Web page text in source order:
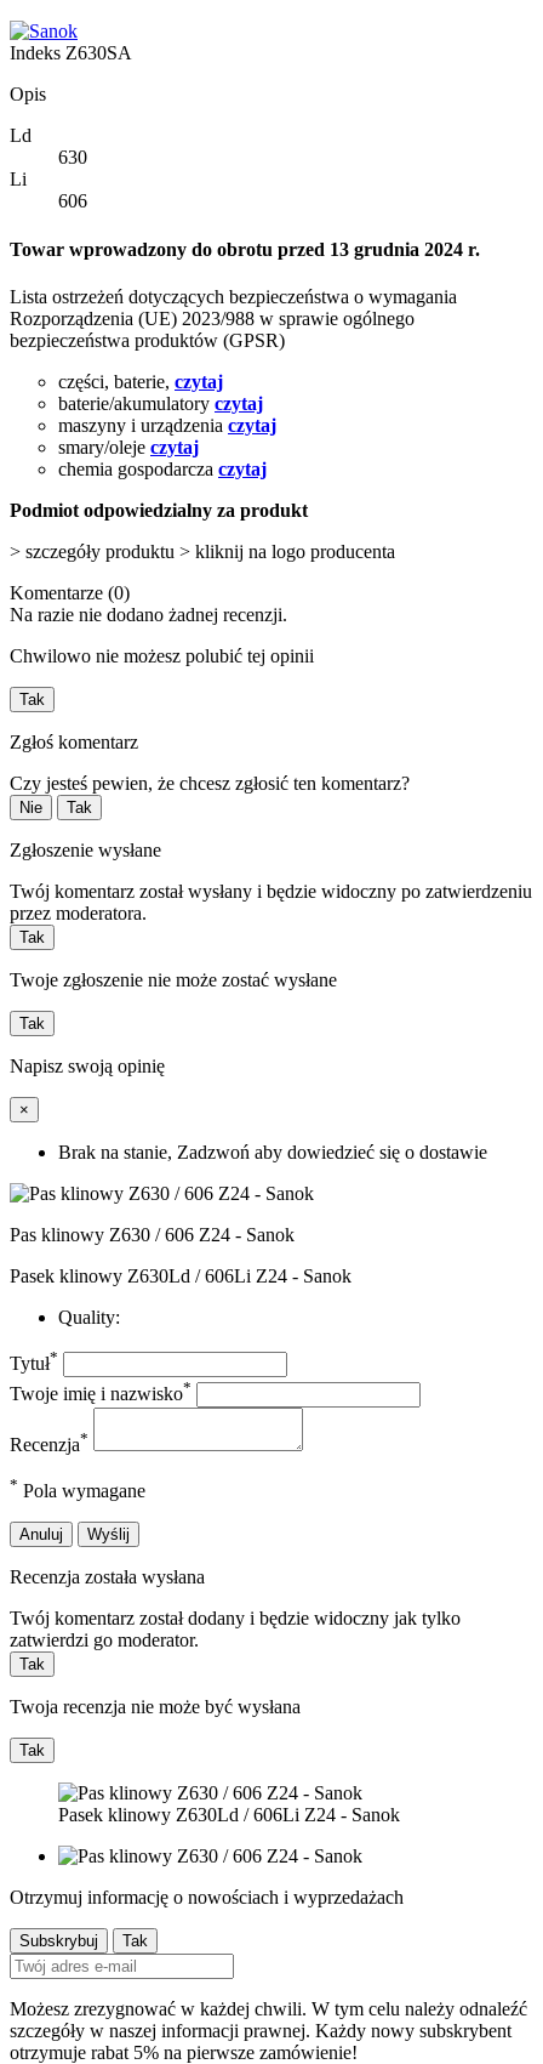
Indeks Z630SA
Opis
Ld
630
Li
606
Towar wprowadzony do obrotu przed 13 grudnia 2024 r.
Lista ostrzeżeń dotyczących bezpieczeństwa o wymagania
Rozporządzenia (UE) 2023/988 w sprawie ogólnego
bezpieczeństwa produktów (GPSR)
części, baterie, czytaj
baterie/akumulatory czytaj
maszyny i urządzenia czytaj
smary/oleje czytaj
chemia gospodarcza czytaj
Podmiot odpowiedzialny za produkt
> szczegóły produktu > kliknij na logo producenta
Komentarze (0)
Na razie nie dodano żadnej recenzji.
Chwilowo nie możesz polubić tej opinii
Tak
Zgłoś komentarz
Czy jesteś pewien, że chcesz zgłosić ten komentarz?
Nie Tak
Zgłoszenie wysłane
Twój komentarz został wysłany i będzie widoczny po zatwierdzeniu
przez moderatora.
Tak
Twoje zgłoszenie nie może zostać wysłane
Tak
Napisz swoją opinię
×
Brak na stanie, Zadzwoń aby dowiedzieć się o dostawie
Pas klinowy Z630 / 606 Z24 - Sanok
Pasek klinowy Z630Ld / 606Li Z24 - Sanok
Quality:
Tytuł*
Twoje imię i nazwisko*
Recenzja*
* Pola wymagane
Anuluj Wyślij
Recenzja została wysłana
Twój komentarz został dodany i będzie widoczny jak tylko
zatwierdzi go moderator.
Tak
Twoja recenzja nie może być wysłana
Tak
Pasek klinowy Z630Ld / 606Li Z24 - Sanok
Otrzymuj informację o nowościach i wyprzedażach
Możesz zrezygnować w każdej chwili. W tym celu należy odnaleźć
szczegóły w naszej informacji prawnej. Każdy nowy subskrybent
otrzymuje rabat 5% na pierwsze zamówienie!